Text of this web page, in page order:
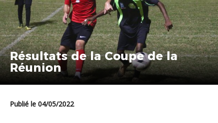
Résultats de la Coupe de la
Réunion
Publié le 04/05/2022